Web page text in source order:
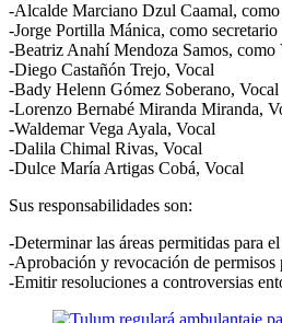
-Alcalde Marciano Dzul Caamal, como
-Jorge Portilla Mánica, como secretario
-Beatriz Anahí Mendoza Samos, como
-Diego Castañón Trejo, Vocal
-Bady Helenn Gómez Soberano, Vocal
-Lorenzo Bernabé Miranda Miranda,
-Waldemar Vega Ayala, Vocal
-Dalila Chimal Rivas, Vocal
-Dulce María Artigas Cobá, Vocal
Sus responsabilidades son:
-Determinar las áreas permitidas para
-Aprobación y revocación de
-Emitir resoluciones a controversias